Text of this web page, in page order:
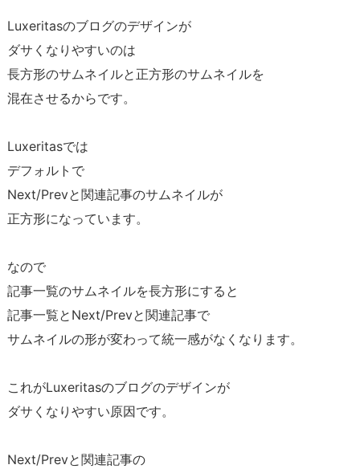
Luxeritasのブログのデザインが
ダサくなりやすいのは
長方形のサムネイルと正方形のサムネイルを
混在させるからです。
Luxeritasでは
デフォルトで
Next/Prevと関連記事のサムネイルが
正方形になっています。
なので
記事一覧のサムネイルを長方形にすると
記事一覧とNext/Prevと関連記事で
サムネイルの形が変わって統一感がなくなります。
これがLuxeritasのブログのデザインが
ダサくなりやすい原因です。
Next/Prevと関連記事の